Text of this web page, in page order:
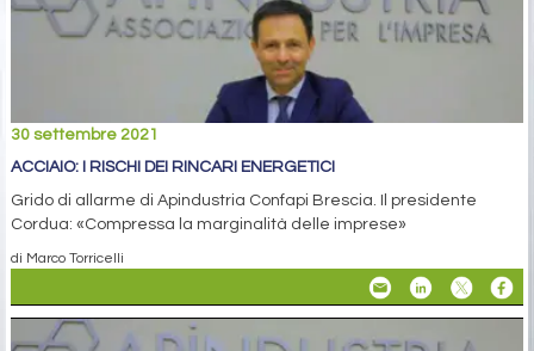
30 settembre 2021
ACCIAIO: I RISCHI DEI RINCARI ENERGETICI
Grido di allarme di Apindustria Confapi Brescia. Il presidente
Cordua: «Compressa la marginalità delle imprese»
di Marco Torricelli